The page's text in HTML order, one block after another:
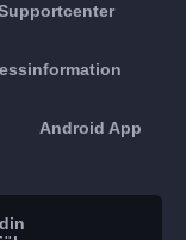
Android App